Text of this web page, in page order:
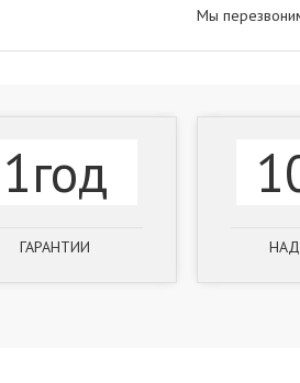
Мы
1год
ГАРАНТИИ